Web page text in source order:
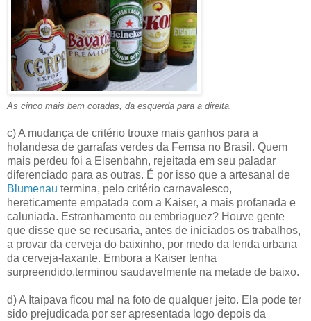
As cinco mais bem cotadas, da esquerda para a direita.
c) A mudança de critério trouxe mais ganhos para a
holandesa de garrafas verdes da Femsa no Brasil. Quem
mais perdeu foi a Eisenbahn, rejeitada em seu paladar
diferenciado para as outras. É por isso que a artesanal de
Blumenau termina, pelo critério carnavalesco,
hereticamente empatada com a Kaiser, a mais profanada e
caluniada. Estranhamento ou embriaguez? Houve gente
que disse que se recusaria, antes de iniciados os trabalhos,
a provar da cerveja do baixinho, por medo da lenda urbana
da cerveja-laxante. Embora a Kaiser tenha
surpreendido,terminou saudavelmente na metade de baixo.
d) A Itaipava ficou mal na foto de qualquer jeito. Ela pode ter
sido prejudicada por ser apresentada logo depois da